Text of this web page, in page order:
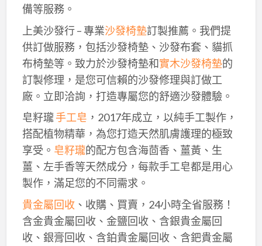
備等服務。
上美沙發行 – 專業沙發椅墊訂製推薦。我們提
供訂做服務，包括沙發椅墊、沙發布套、貓抓
布椅墊等。致力於沙發椅墊和實木沙發椅墊的
訂製修理，是您可信賴的沙發修理與訂做工
廠。立即洽詢，打造專屬您的舒適沙發體驗。
皂籽瓏手工皂 ，2017年成立，以純手工製作，
搭配植物精華，為您打造天然肌膚護理的極致
享受。 皂籽瓏的配方包含海茴香、薑黃、生
薑、左手香等天然成分，每款手工皂都是用心
製作，滿足您的不同需求。
貴金屬回收、收購、買賣，24小時全省服務！
含金貴金屬回收、金鹽回收、含銀貴金屬回
收、銀膏回收、含鉑貴金屬回收、含鈀貴金屬